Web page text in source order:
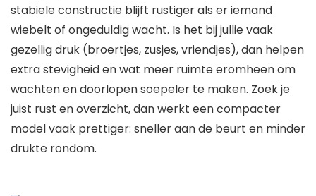
stabiele constructie blijft rustiger als er iemand
wiebelt of ongeduldig wacht. Is het bij jullie vaak
gezellig druk (broertjes, zusjes, vriendjes), dan helpen
extra stevigheid en wat meer ruimte eromheen om
wachten en doorlopen soepeler te maken. Zoek je
juist rust en overzicht, dan werkt een compacter
model vaak prettiger: sneller aan de beurt en minder
drukte rondom.